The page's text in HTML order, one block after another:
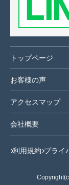
トップページ
お客様の声
アクセスマップ
会社概要
利用規約 プライ